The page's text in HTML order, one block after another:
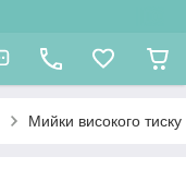
Мийки високого тиску